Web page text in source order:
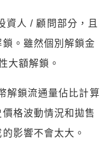
資人 / 顧問部分，且
。雖然個別解鎖金
大額解鎖。
解鎖流通量佔比計算
格波動情況和拋售
影響不會太大。